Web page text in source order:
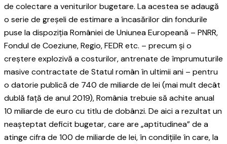
de colectare a veniturilor bugetare. La acestea se adaugă
o serie de greșeli de estimare a încasărilor din fondurile
puse la dispoziția României de Uniunea Europeană – PNRR,
Fondul de Coeziune, Regio, FEDR etc. – precum și o
creștere explozivă a costurilor, antrenate de împrumuturile
masive contractate de Statul român în ultimii ani – pentru
o datorie publică de 740 de miliarde de lei (mai mult decât
dublă față de anul 2019), România trebuie să achite anual
10 miliarde de euro cu titlu de dobânzi. De aici a rezultat un
neașteptat deficit bugetar, care are „aptitudinea” de a
atinge cifra de 100 de miliarde de lei, în condițiile în care, la